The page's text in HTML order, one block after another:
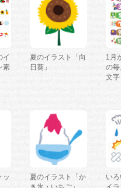
イ
素
夏のイラスト「向
日葵」
1月
の
文字
ッ
夏のイラスト「か
い